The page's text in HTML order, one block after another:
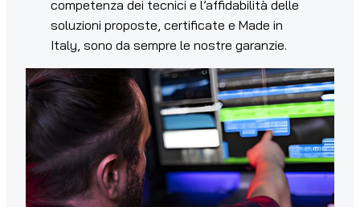
competenza dei tecnici e l’affidabilità delle
soluzioni proposte, certificate e Made in
Italy, sono da sempre le nostre garanzie.